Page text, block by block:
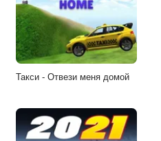
Такси - Отвези меня домой